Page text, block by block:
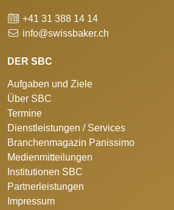
+41 31 388 14 14
info@swissbaker.ch
DER SBC
Aufgaben und Ziele
Über SBC
Termine
Dienstleistungen / Services
Branchenmagazin Panissimo
Medienmitteilungen
Institutionen SBC
Partnerleistungen
Impressum